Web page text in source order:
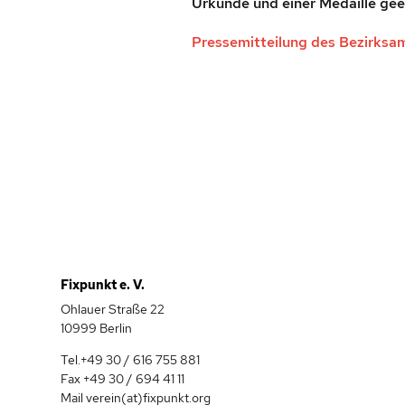
Pressemitteilung des
Fixpunkt e. V.
Ohlauer Straße 22
10999 Berlin
Tel.+49 30 / 616 755 881
Fax +49 30 / 694 41 11
Mail verein(at)fixpunkt.org